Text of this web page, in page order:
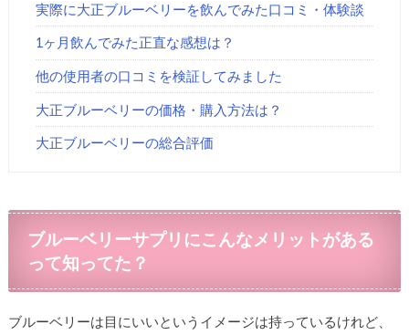
実際に大正ブルーベリーを飲んでみた口コミ・体験談
1ヶ月飲んでみた正直な感想は？
他の使用者の口コミを検証してみました
大正ブルーベリーの価格・購入方法は？
大正ブルーベリーの総合評価
ブルーベリーサプリにこんなメリットがある
って知ってた？
ブルーベリーは目にいいというイメージは持っているけれど、